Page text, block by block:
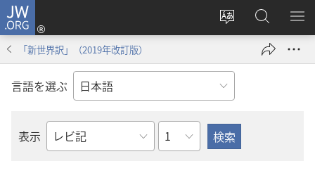
JW.ORG
サ
ト
の
言
を
変
ロ
グ
ン
し
タ
ブ
JW.ORG
の
検
メ
を
「新世界訳」（2019年改訂版）
言語を選ぶ
表示
聖
章